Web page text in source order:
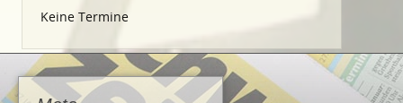
Keine Termine